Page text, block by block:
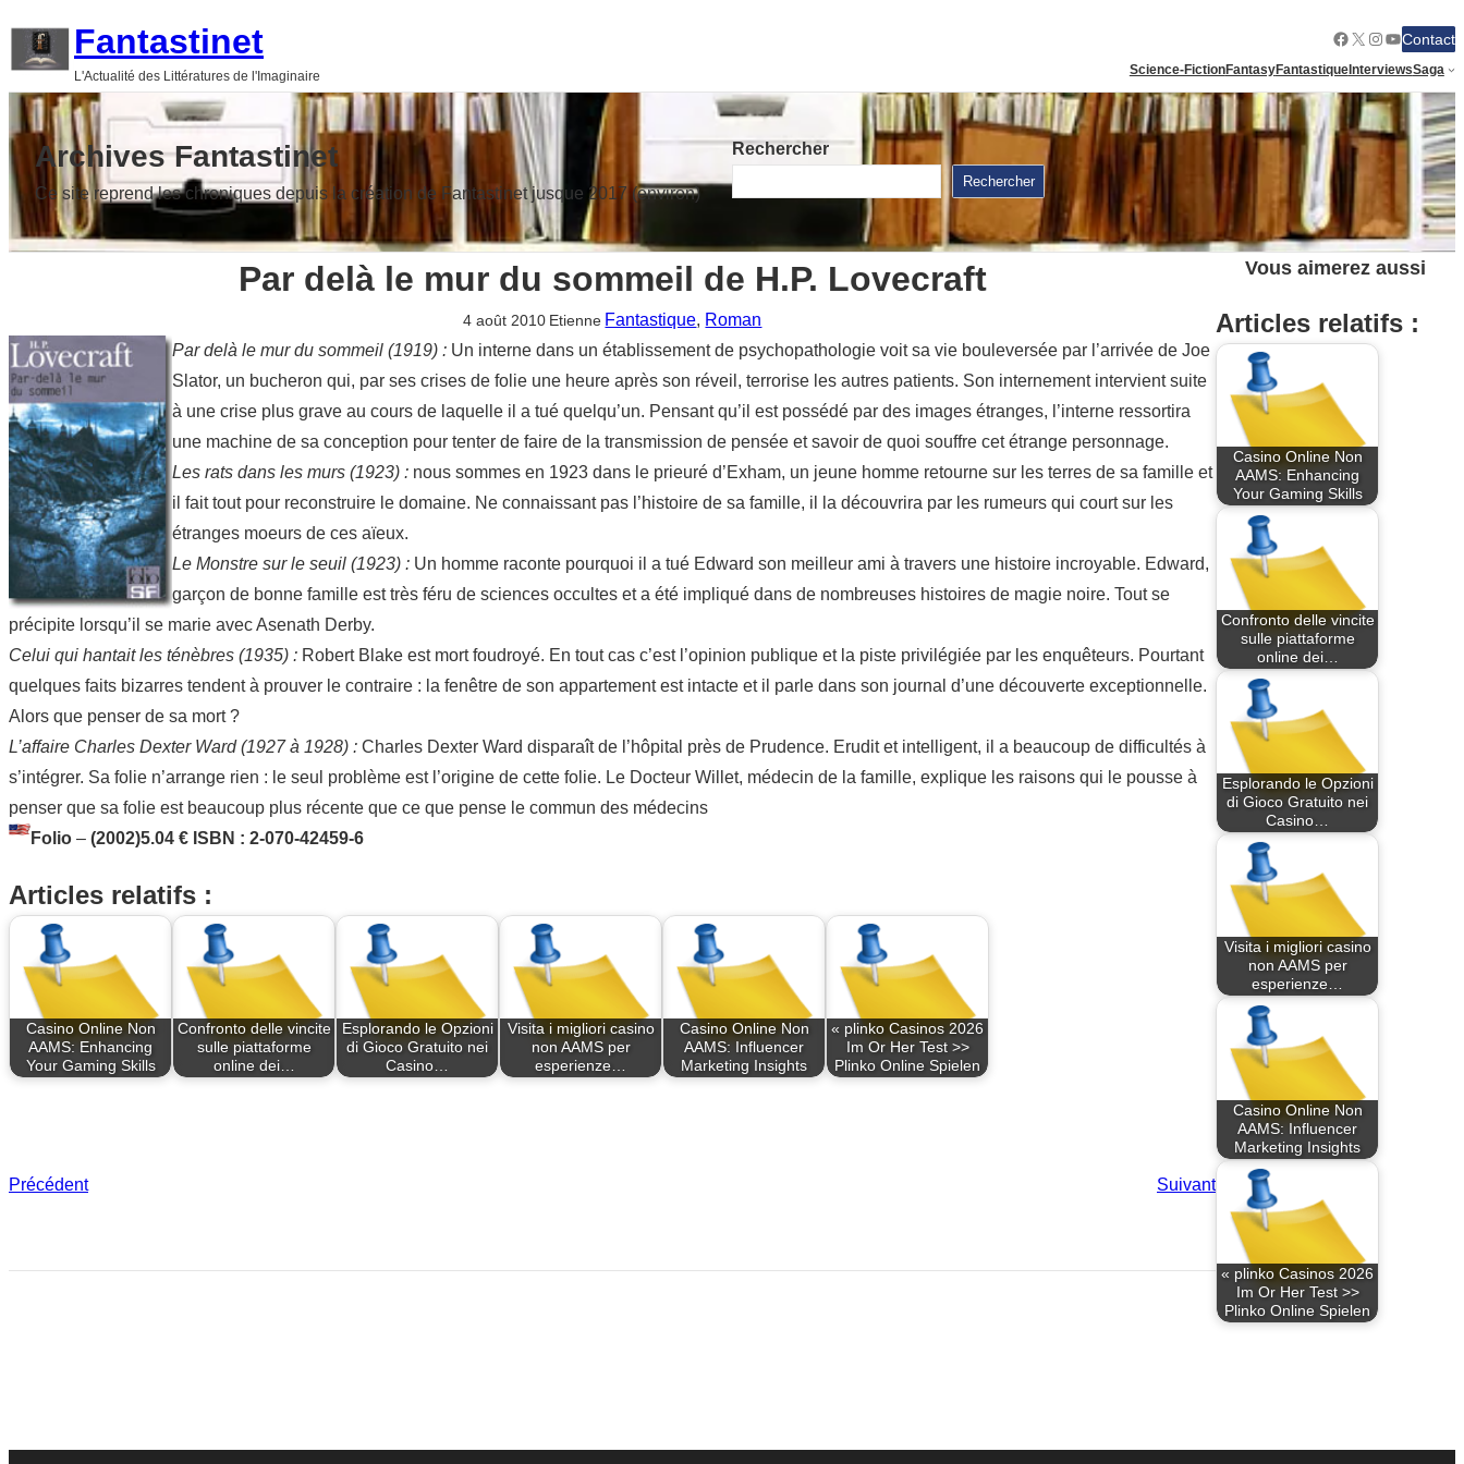
Fantastinet
L'Actualité des Littératures de l'Imaginaire
Facebook
X Instagram
YouTube
Contact
Science-FictionFantasyFantastiqueInterviewsSaga
Archives Fantastinet
Ce site reprend les chroniques depuis la création de Fantastinet jusque 2017 (environ)
Rechercher
Rechercher
Par delà le mur du sommeil de H.P. Lovecraft
4 août 2010 Etienne Fantastique, Roman
Par delà le mur du sommeil (1919) : Un interne dans un établissement de psychopathologie voit sa vie bouleversée par l’arrivée de Joe
Slator, un bucheron qui, par ses crises de folie une heure après son réveil, terrorise les autres patients. Son internement intervient suite
à une crise plus grave au cours de laquelle il a tué quelqu’un. Pensant qu’il est possédé par des images étranges, l’interne ressortira
une machine de sa conception pour tenter de faire de la transmission de pensée et savoir de quoi souffre cet étrange personnage.
Les rats dans les murs (1923) : nous sommes en 1923 dans le prieuré d’Exham, un jeune homme retourne sur les terres de sa famille et
il fait tout pour reconstruire le domaine. Ne connaissant pas l’histoire de sa famille, il la découvrira par les rumeurs qui court sur les
étranges moeurs de ces aïeux.
Le Monstre sur le seuil (1923) : Un homme raconte pourquoi il a tué Edward son meilleur ami à travers une histoire incroyable. Edward,
garçon de bonne famille est très féru de sciences occultes et a été impliqué dans de nombreuses histoires de magie noire. Tout se
précipite lorsqu’il se marie avec Asenath Derby.
Celui qui hantait les ténèbres (1935) : Robert Blake est mort foudroyé. En tout cas c’est l’opinion publique et la piste privilégiée par les enquêteurs. Pourtant
quelques faits bizarres tendent à prouver le contraire : la fenêtre de son appartement est intacte et il parle dans son journal d’une découverte exceptionnelle.
Alors que penser de sa mort ?
L’affaire Charles Dexter Ward (1927 à 1928) : Charles Dexter Ward disparaît de l’hôpital près de Prudence. Erudit et intelligent, il a beaucoup de difficultés à
s’intégrer. Sa folie n’arrange rien : le seul problème est l’origine de cette folie. Le Docteur Willet, médecin de la famille, explique les raisons qui le pousse à
penser que sa folie est beaucoup plus récente que ce que pense le commun des médecins
Folio – (2002)5.04 € ISBN : 2-070-42459-6
Articles relatifs :
Casino Online Non
AAMS: Enhancing
Your Gaming Skills
Confronto delle vincite
sulle piattaforme
online dei…
Esplorando le Opzioni
di Gioco Gratuito nei
Casino…
Visita i migliori casino
non AAMS per
esperienze…
Casino Online Non
AAMS: Influencer
Marketing Insights
« plinko Casinos 2026
Im Or Her Test >>
Plinko Online Spielen
Précédent Suivant
Vous aimerez aussi
Articles relatifs :
Casino Online Non
AAMS: Enhancing
Your Gaming Skills
Confronto delle vincite
sulle piattaforme
online dei…
Esplorando le Opzioni
di Gioco Gratuito nei
Casino…
Visita i migliori casino
non AAMS per
esperienze…
Casino Online Non
AAMS: Influencer
Marketing Insights
« plinko Casinos 2026
Im Or Her Test >>
Plinko Online Spielen